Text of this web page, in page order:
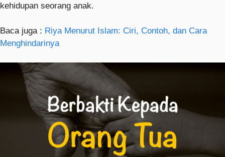
kehidupan seorang anak.
Baca juga : Riya Menurut Islam: Ciri, Contoh, dan Cara
Menghindarinya